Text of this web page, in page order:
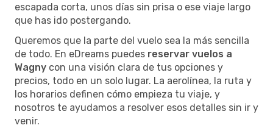
escapada corta, unos días sin prisa o ese viaje largo
que has ido postergando.
Queremos que la parte del vuelo sea la más sencilla
de todo. En eDreams puedes reservar vuelos a
Wagny con una visión clara de tus opciones y
precios, todo en un solo lugar. La aerolínea, la ruta y
los horarios definen cómo empieza tu viaje, y
nosotros te ayudamos a resolver esos detalles sin ir y
venir.